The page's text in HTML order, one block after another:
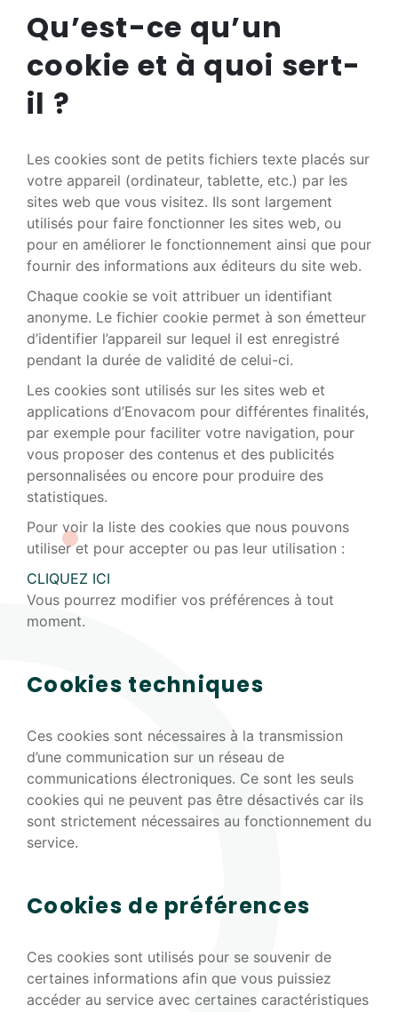
Qu’est-ce qu’un
cookie et à quoi sert-
il ?
Les cookies sont de petits fichiers texte placés sur
votre appareil (ordinateur, tablette, etc.) par les
sites web que vous visitez. Ils sont largement
utilisés pour faire fonctionner les sites web, ou
pour en améliorer le fonctionnement ainsi que pour
fournir des informations aux éditeurs du site web.
Chaque cookie se voit attribuer un identifiant
anonyme. Le fichier cookie permet à son émetteur
d’identifier l’appareil sur lequel il est enregistré
pendant la durée de validité de celui-ci.
Les cookies sont utilisés sur les sites web et
applications d’Enovacom pour différentes finalités,
par exemple pour faciliter votre navigation, pour
vous proposer des contenus et des publicités
personnalisées ou encore pour produire des
statistiques.
Pour voir la liste des cookies que nous pouvons
utiliser et pour accepter ou pas leur utilisation :
CLIQUEZ ICI
Vous pourrez modifier vos préférences à tout
moment.
Cookies techniques
Ces cookies sont nécessaires à la transmission
d’une communication sur un réseau de
communications électroniques. Ce sont les seuls
cookies qui ne peuvent pas être désactivés car ils
sont strictement nécessaires au fonctionnement du
service.
Cookies de préférences
Ces cookies sont utilisés pour se souvenir de
certaines informations afin que vous puissiez
accéder au service avec certaines caractéristiques